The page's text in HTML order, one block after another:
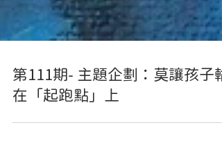
第111期- 主題企劃：莫讓孩子輸
在「起跑點」上